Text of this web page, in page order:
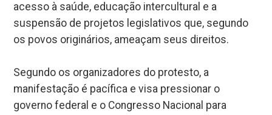
acesso à saúde, educação intercultural e a
suspensão de projetos legislativos que, segundo
os povos originários, ameaçam seus direitos.
Segundo os organizadores do protesto, a
manifestação é pacífica e visa pressionar o
governo federal e o Congresso Nacional para